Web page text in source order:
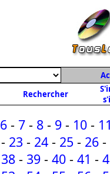
Rechercher
6 - 7 - 8 - 9 - 10 -
- 23 - 24 - 25 - 26 -
38 - 39 - 40 - 41 -